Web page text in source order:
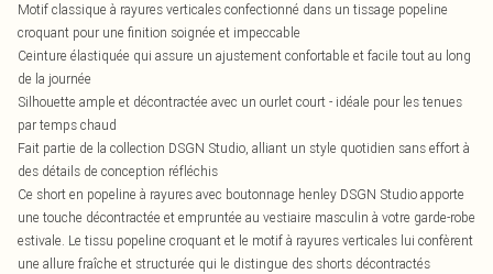
Motif classique à rayures verticales confectionné dans un tissage popeline
croquant pour une finition soignée et impeccable
Ceinture élastiquée qui assure un ajustement confortable et facile tout au long
de la journée
Silhouette ample et décontractée avec un ourlet court - idéale pour les tenues
par temps chaud
Fait partie de la collection DSGN Studio, alliant un style quotidien sans effort à
des détails de conception réfléchis
Ce short en popeline à rayures avec boutonnage henley DSGN Studio apporte
une touche décontractée et empruntée au vestiaire masculin à votre garde-robe
estivale. Le tissu popeline croquant et le motif à rayures verticales lui confèrent
une allure fraîche et structurée qui le distingue des shorts décontractés